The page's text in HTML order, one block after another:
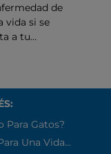
de
vida si se
a tu
Para Gatos?
Una Vida...